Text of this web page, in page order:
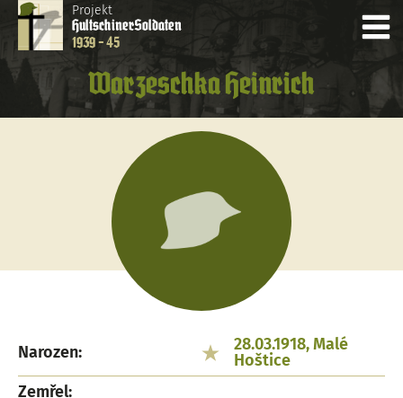
Projekt
HultschinerSoldaten
1939 - 45
Warzeschka Heinrich
Narozen:
28.03.1918, Malé
Hoštice
Zemřel: